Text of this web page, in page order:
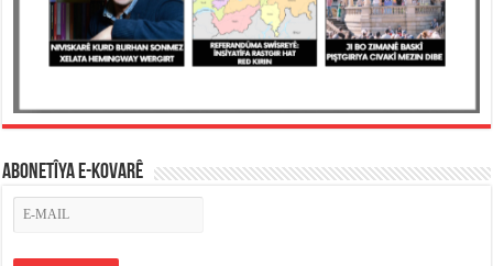
ABONETÎYA E-KOVARÊ